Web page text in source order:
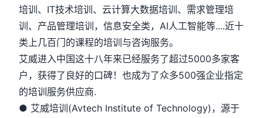
培训、IT技术培训、云计算大数据培训、需求管理培
训、产品管理培训，信息安全类，AI人工智能等....近十
类上几百门的课程的培训与咨询服务。
艾威进入中国这十八年来已经服务了超过5000多家客
户，获得了良好的口碑！也成为了众多500强企业指定
的培训服务供应商.
● 艾威培训(Avtech Institute of Technology)，源于